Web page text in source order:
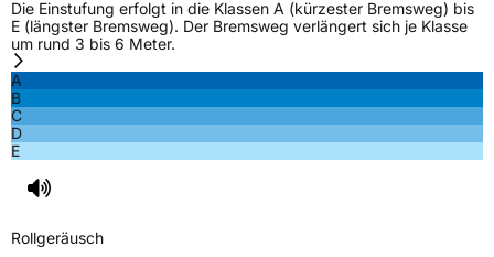
FahrzeugklasseC1
3PMSF / Schneeflockensymbol / Alpine-Symbol
Allgemeine Produktsicherheit (GPSR)
Die Einstufung erfolgt in die Klassen A (kürzester Bremsweg) bis
E (längster Bremsweg). Der Bremsweg verlängert sich je Klasse
um rund 3 bis 6 Meter.
A
B
C
D
E
Rollgeräusch